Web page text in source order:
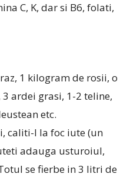
C, K, dar si B6, folati,
1 kilogram de rosii, o
ardei grasi, 1-2 teline,
etc.
caliti-l la foc iute (un
adauga usturoiul,
se fierbe in 3 litri de